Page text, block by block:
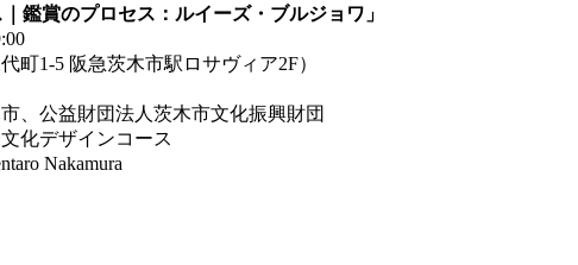
鑑賞のプロセス：ルイーズ・ブルジョワ」
町1-5 阪急茨木市駅ロサヴィア2F）
、 公益財団法人茨木市文化振興財団
化デザインコース
Nakamura